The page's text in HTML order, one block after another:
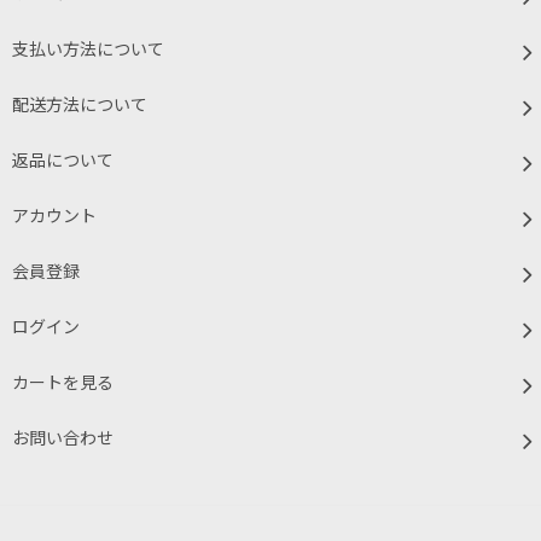
支払い方法について
配送方法について
返品について
アカウント
会員登録
ログイン
カートを見る
お問い合わせ